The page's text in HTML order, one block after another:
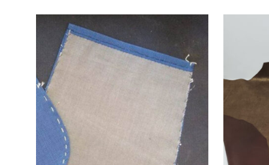
prodotto
varianti.
Le
opzioni
possono
essere
scelte
nella
Le
essere
nella